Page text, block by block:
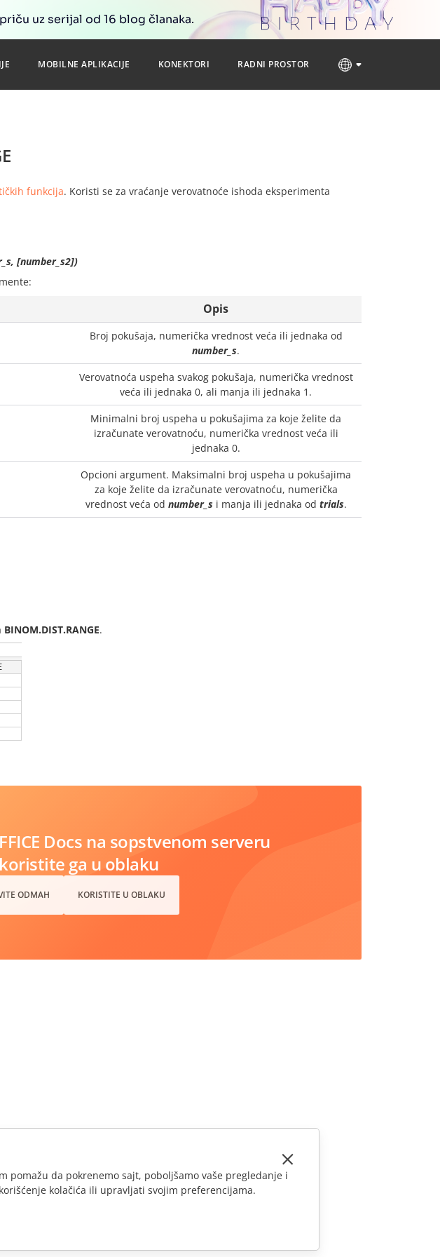
uz serijal od 16 blog članaka.
MOBILNE APLIKACIJE KONEKTORI RADNI PROSTOR
funkcija. Koristi se za vraćanje verovatnoće ishoda eksperimenta
[number_s2])
Opis
Broj pokušaja, numerička vrednost veća ili jednaka od
number_s.
Verovatnoća uspeha svakog pokušaja, numerička vrednost
veća ili jednaka 0, ali manja ili jednaka 1.
Minimalni broj uspeha u pokušajima za koje želite da
izračunate verovatnoću, numerička vrednost veća ili
jednaka 0.
Opcioni argument. Maksimalni broj uspeha u pokušajima
za koje želite da izračunate verovatnoću, numerička
vrednost veća od number_si manja ili jednaka od trials.
BINOM.DIST.RANGE.
Docs na sopstvenom serveru
ga u oblaku
ODMAH KORISTITE U OBLAKU
pomažu da pokrenemo sajt, poboljšamo vaše pregledanje i
kolačića ili upravljati svojim preferencijama.